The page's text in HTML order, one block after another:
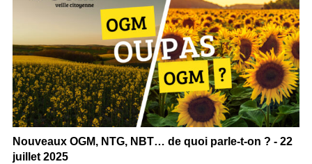
Nouveaux OGM, NTG, NBT… de quoi parle-t-on ? - 22
juillet 2025